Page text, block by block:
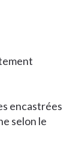
encastrées
selon le